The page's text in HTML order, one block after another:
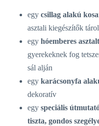
egy csillag alakú
asztali kiegészítők
egy hóemberes
gyerekeknek fog
sál alján
egy karácsonyfa
dekoratív
egy speciális
tiszta, gondos